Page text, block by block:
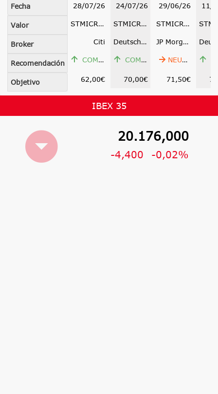
Fecha
Valor
Broker
Recomendación
Objetivo
28/07/26
STMICROELECTRONICS
Citi
COMPRAR
62,00€
24/07/26
STMICROELECTRONICS
Deutsche Bank
COMPRAR
70,00€
29/06/26
STMICROELECTRONICS
JP Morgan
NEUTRAL
71,50€
11/
IBEX 35
20.176,000
-4,400 -0,02%